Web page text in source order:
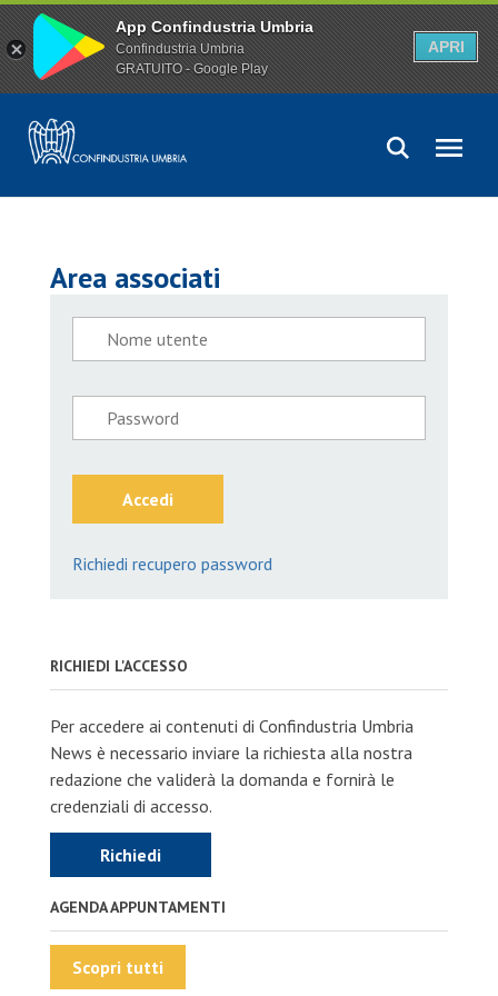
Area associati
Accedi
Richiedi recupero password
RICHIEDI L'ACCESSO
Per accedere ai contenuti di Confindustria Umbria
News è necessario inviare la richiesta alla nostra
redazione che validerà la domanda e fornirà le
credenziali di accesso.
Richiedi
AGENDA APPUNTAMENTI
Scopri tutti
App Confindustria Umbria
Confindustria Umbria
GRATUITO - Google Play
APRI